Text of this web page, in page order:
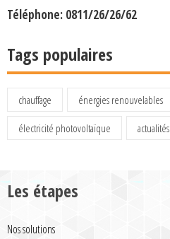
Téléphone: 0811/26/26/62
Tags populaires
chauffage énergies renouvelables
électricité photovoltaïque
actualités
Les étapes
Nos solutions